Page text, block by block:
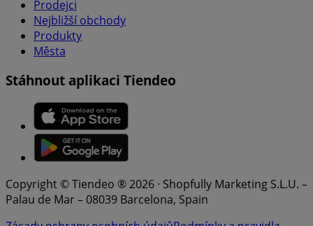
Prodejci
Nejbližší obchody
Produkty
Města
Stáhnout aplikaci Tiendeo
Copyright © Tiendeo ® 2026 · Shopfully Marketing S.L.U. –
Palau de Mar – 08039 Barcelona, Spain